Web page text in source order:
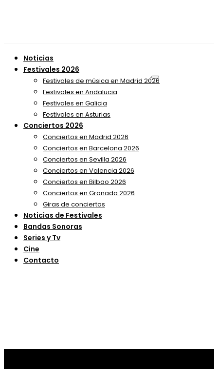
Noticias
Festivales 2026
Festivales de música en Madrid 2026
Festivales en Andalucia
Festivales en Galicia
Festivales en Asturias
Conciertos 2026
Conciertos en Madrid 2026
Conciertos en Barcelona 2026
Conciertos en Sevilla 2026
Conciertos en Valencia 2026
Conciertos en Bilbao 2026
Conciertos en Granada 2026
Giras de conciertos
Noticias de Festivales
Bandas Sonoras
Series y Tv
Cine
Contacto